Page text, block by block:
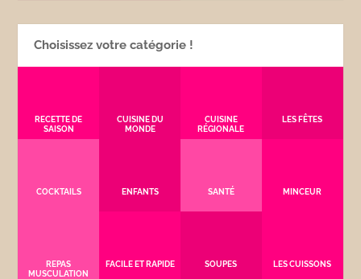
Choisissez votre catégorie !
RECETTE DE
SAISON
CUISINE DU
MONDE
CUISINE
RÉGIONALE
LES FÊTES
COCKTAILS ENFANTS SANTÉ MINCEUR
REPAS
MUSCULATION
FACILE ET RAPIDE SOUPES LES CUISSONS